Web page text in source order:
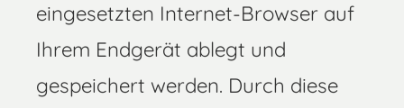
eingesetzten Internet-Browser auf
Ihrem Endgerät ablegt und
gespeichert werden. Durch diese